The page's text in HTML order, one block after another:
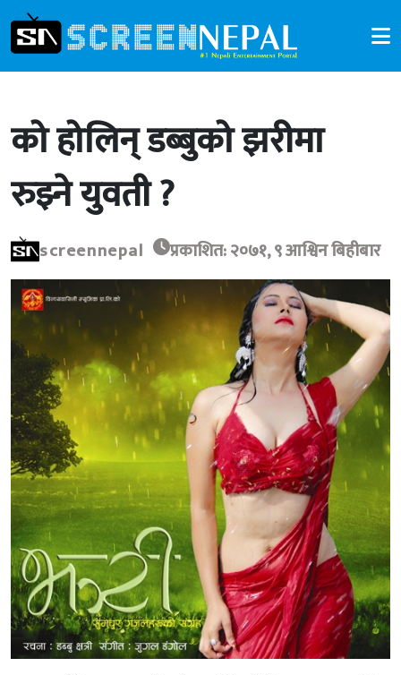
को होलिन् डब्बुको झरीमा
रुझ्ने युवती ?
screennepal प्रकाशित: २०७१, ९ आश्विन बिहीबार